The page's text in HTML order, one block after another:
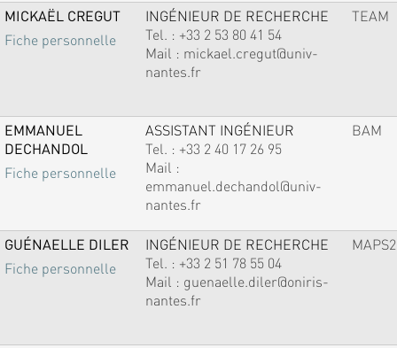
MICKAËL CREGUT
Fiche personnelle
INGÉNIEUR DE RECHERCHE
Tel. : +33 2 53 80 41 54
Mail : mickael.cregut@univ-
nantes.fr
TEAM
EMMANUEL
DECHANDOL
Fiche personnelle
ASSISTANT INGÉNIEUR
Tel. : +33 2 40 17 26 95
Mail :
emmanuel.dechandol@univ-
nantes.fr
BAM
GUÉNAELLE DILER
Fiche personnelle
INGÉNIEUR DE RECHERCHE
Tel. : +33 2 51 78 55 04
Mail : guenaelle.diler@oniris-
nantes.fr
MAPS2